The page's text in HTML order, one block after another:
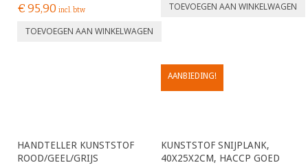
€95,90 incl. btw
TOEVOEGEN AAN WINKELWAGEN
TOEVOEGEN AAN WINKELWAGEN
HANDTELLER KUNSTSTOF
ROOD/GEEL/GRIJS
AANBIEDING!
KUNSTSTOF SNIJPLANK,
40X25X2CM, HACCP GOED